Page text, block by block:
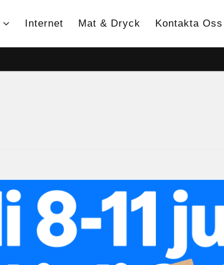
Internet Mat & Dryck Kontakta Oss